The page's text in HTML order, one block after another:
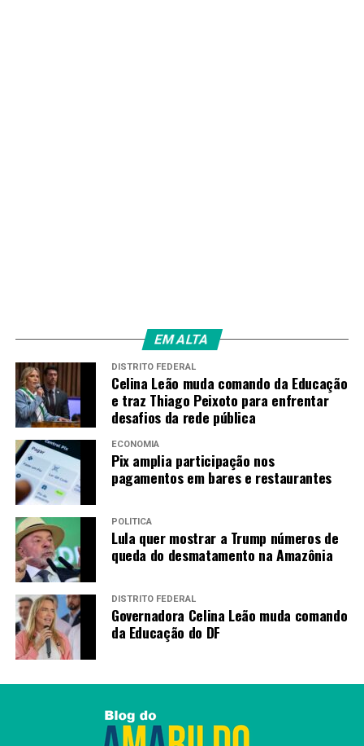
EM ALTA
DISTRITO FEDERAL
Celina Leão muda comando da Educação
e traz Thiago Peixoto para enfrentar
desafios da rede pública
ECONOMIA
Pix amplia participação nos
pagamentos em bares e restaurantes
POLÍTICA
Lula quer mostrar a Trump números de
queda do desmatamento na Amazônia
DISTRITO FEDERAL
Governadora Celina Leão muda comando
da Educação do DF